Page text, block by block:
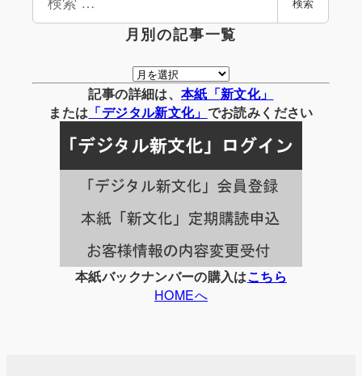
検索
月別の記事一覧
月
別
の
事
覧
記事の詳細は、 本紙「新文化」
または 「デジタル新文化」 でお読みください
本紙バックナンバーの購入はこちら
HOMEへ